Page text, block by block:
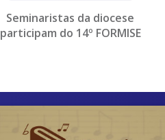
Seminaristas da diocese
participam do 14º FORMISE